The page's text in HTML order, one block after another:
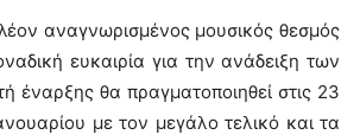
αναγνωρισμένος μουσικός θεσμός
ευκαιρία για την ανάδειξη των
έναρξης θα πραγματοποιηθεί στις 23
με τον μεγάλο τελικό και τα